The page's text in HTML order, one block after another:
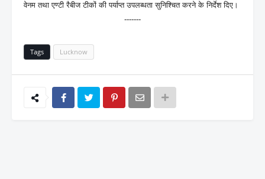
वेनम तथा एण्टी रैबीज टीकों की पर्याप्त उपलब्धता सुनिश्चित करने के निर्देश दिए।
-------
Tags Lucknow